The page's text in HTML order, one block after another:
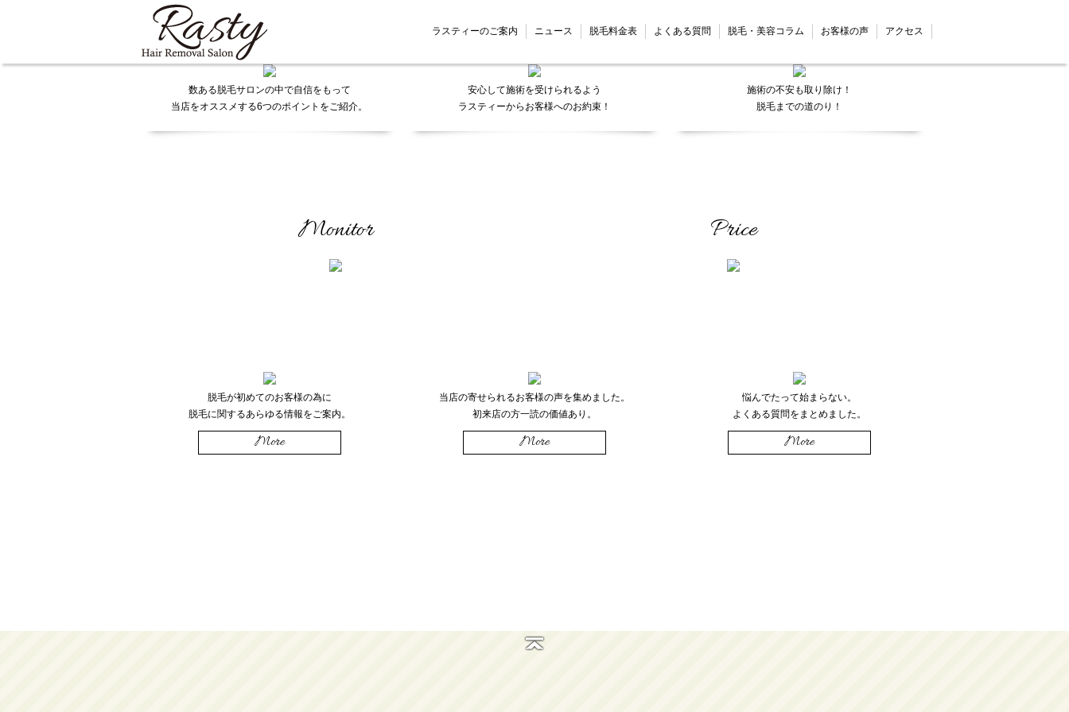
ラスティーのご案内 ニュース 脱毛料金表 よくある質問 脱毛・美容コラム お客様の声 アクセス
Info.
数ある脱毛サロンの中で自信をもって
当店をオススメする6つのポイントをご紹介。
Promise
安心して施術を受けられるよう
ラスティーからお客様へのお約束！
Flow
施術の不安も取り除け！
脱毛までの道のり！
Monitor Price
脱毛が初めてのお客様の為に
脱毛に関するあらゆる情報をご案内。
More
当店の寄せられるお客様の声を集めました。
初来店の方一読の価値あり。
More
悩んでたって始まらない。
よくある質問をまとめました。
More